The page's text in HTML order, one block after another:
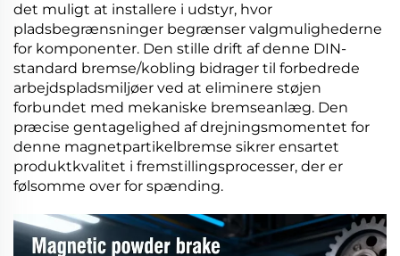
det muligt at installere i udstyr, hvor
pladsbegrænsninger begrænser valgmulighederne
for komponenter. Den stille drift af denne DIN-
standard bremse/kobling bidrager til forbedrede
arbejdspladsmiljøer ved at eliminere støjen
forbundet med mekaniske bremseanlæg. Den
præcise gentagelighed af drejningsmomentet for
denne magnetpartikelbremse sikrer ensartet
produktkvalitet i fremstillingsprocesser, der er
følsomme over for spænding.